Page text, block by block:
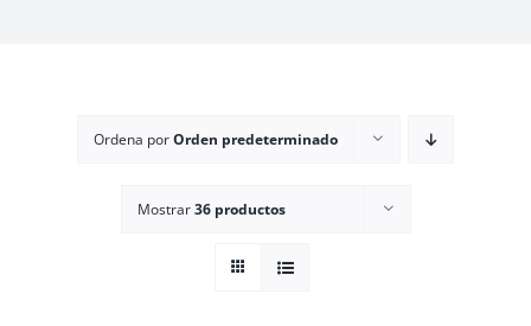
Ordena porOrden predeterminado
Mostrar36 productos